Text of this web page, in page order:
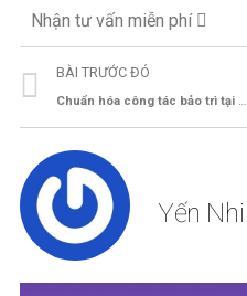
Nhận tư vấn miễn phí
BÀI TRƯỚC ĐÓ
Chuẩn hóa công tác bảo trì tại Cảng Nam Đình Vũ bằng phần mềm quản lý bảo trì
Yến Nhi